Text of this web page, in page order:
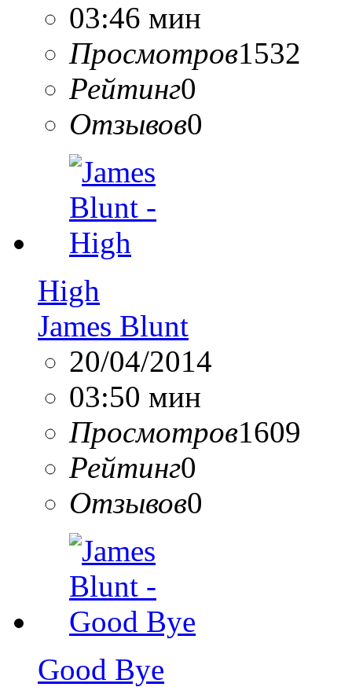
03:46 мин
Просмотров1532
Рейтинг0
Отзывов0
High
James Blunt
20/04/2014
03:50 мин
Просмотров1609
Рейтинг0
Отзывов0
Good Bye